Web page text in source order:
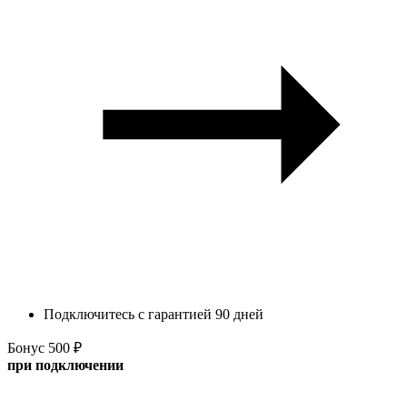
Подключитесь с гарантией 90 дней
Бонус 500 ₽
при подключении